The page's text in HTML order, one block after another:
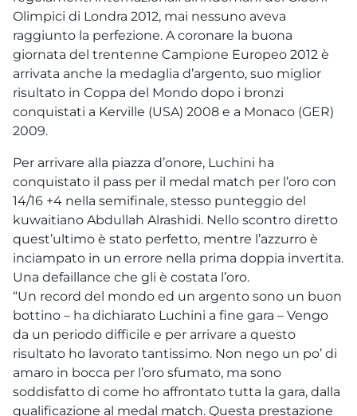
Olimpici di Londra 2012, mai nessuno aveva
raggiunto la perfezione. A coronare la buona
giornata del trentenne Campione Europeo 2012 è
arrivata anche la medaglia d’argento, suo miglior
risultato in Coppa del Mondo dopo i bronzi
conquistati a Kerville (USA) 2008 e a Monaco (GER)
2009.
Per arrivare alla piazza d’onore, Luchini ha
conquistato il pass per il medal match per l’oro con
14/16 +4 nella semifinale, stesso punteggio del
kuwaitiano Abdullah Alrashidi. Nello scontro diretto
quest’ultimo è stato perfetto, mentre l’azzurro è
inciampato in un errore nella prima doppia invertita.
Una defaillance che gli è costata l’oro.
“Un record del mondo ed un argento sono un buon
bottino – ha dichiarato Luchini a fine gara – Vengo
da un periodo difficile e per arrivare a questo
risultato ho lavorato tantissimo. Non nego un po’ di
amaro in bocca per l’oro sfumato, ma sono
soddisfatto di come ho affrontato tutta la gara, dalla
qualificazione al medal match. Questa prestazione